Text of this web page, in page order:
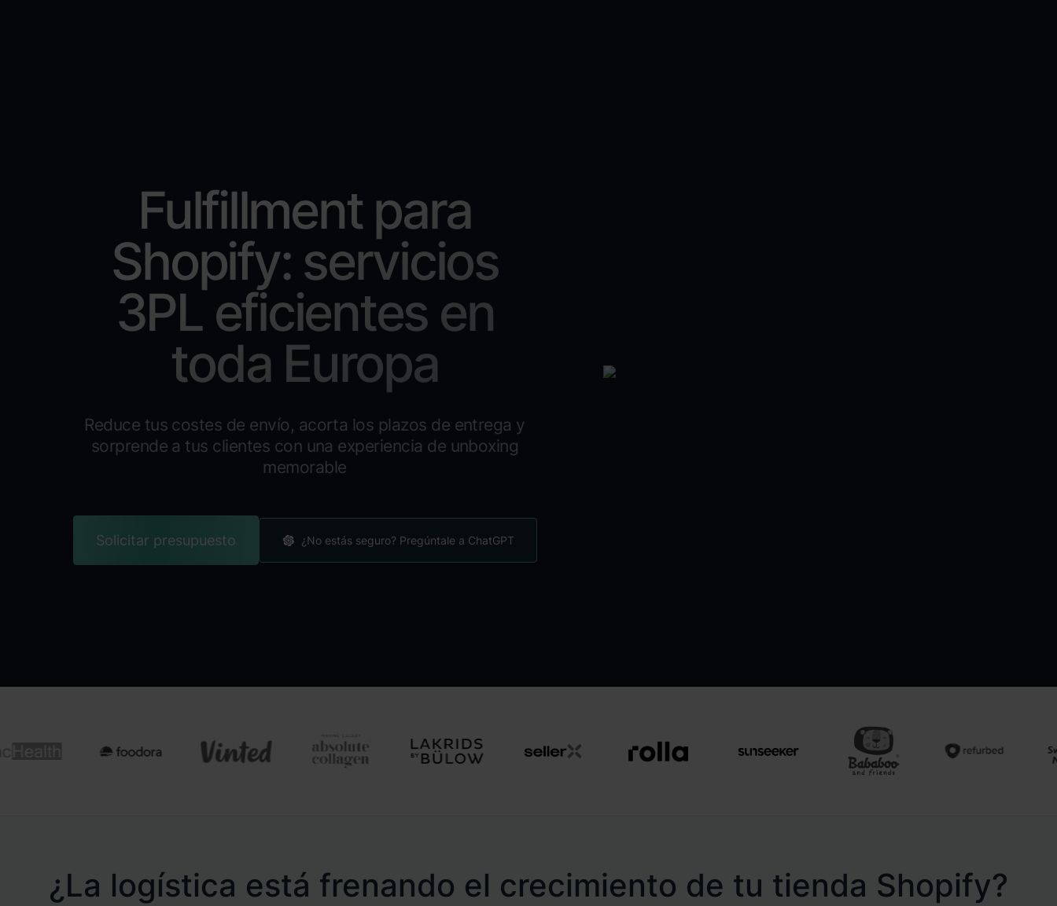
Fulfillment para
Shopify: servicios
3PL eficientes en
toda Europa
Reduce tus costes de envío, acorta los plazos de entrega y
sorprende a tus clientes con una experiencia de unboxing
memorable
Solicitar presupuesto ¿No estás seguro? Pregúntale a ChatGPT
¿La logística está frenando el crecimiento de tu tienda Shopify?